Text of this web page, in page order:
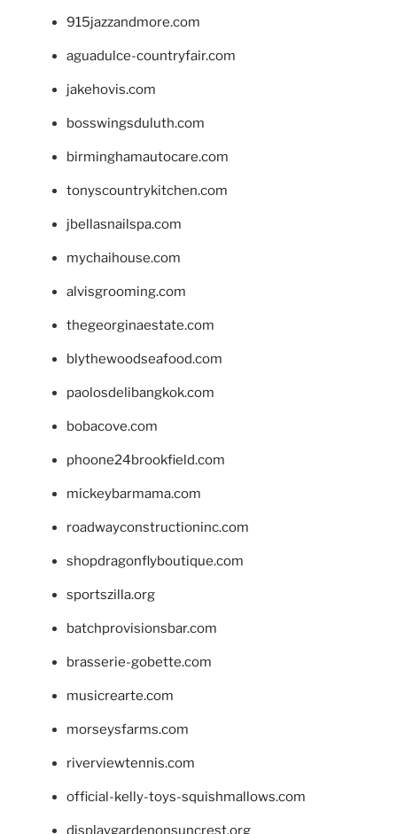
915jazzandmore.com
aguadulce-countryfair.com
jakehovis.com
bosswingsduluth.com
birminghamautocare.com
tonyscountrykitchen.com
jbellasnailspa.com
mychaihouse.com
alvisgrooming.com
thegeorginaestate.com
blythewoodseafood.com
paolosdelibangkok.com
bobacove.com
phoone24brookfield.com
mickeybarmama.com
roadwayconstructioninc.com
shopdragonflyboutique.com
sportszilla.org
batchprovisionsbar.com
brasserie-gobette.com
musicrearte.com
morseysfarms.com
riverviewtennis.com
official-kelly-toys-squishmallows.com
displaygardenonsuncrest.org